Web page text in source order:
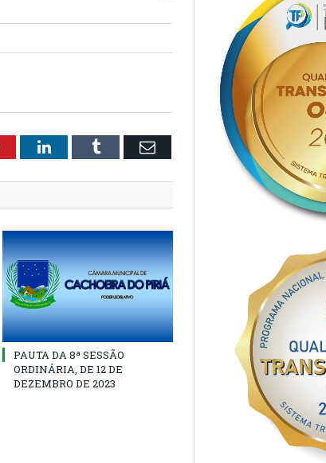
LinkedInTumblr Email
PAUTA DA 8ª SESSÃO
ORDINÁRIA, DE 12 DE
DEZEMBRO DE 2023